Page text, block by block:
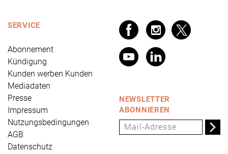
SERVICE
Abonnement
Kündigung
Kunden werben Kunden
Mediadaten
Presse
Impressum
Nutzungsbedingungen
AGB
Datenschutz
NEWSLETTER
ABONNIEREN